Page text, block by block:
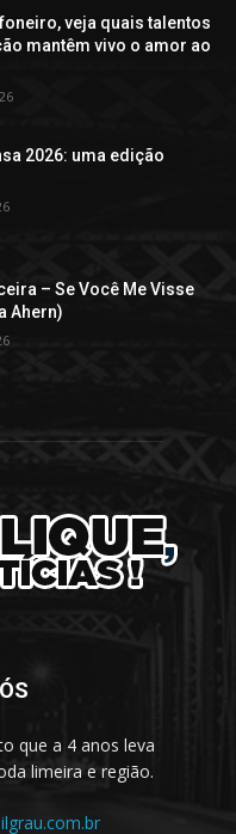
veja quais talentos
mantêm vivo o amor ao
2026: uma edição
– Se Você Me Visse
Ahern)
que a 4 anos leva
limeira e região.